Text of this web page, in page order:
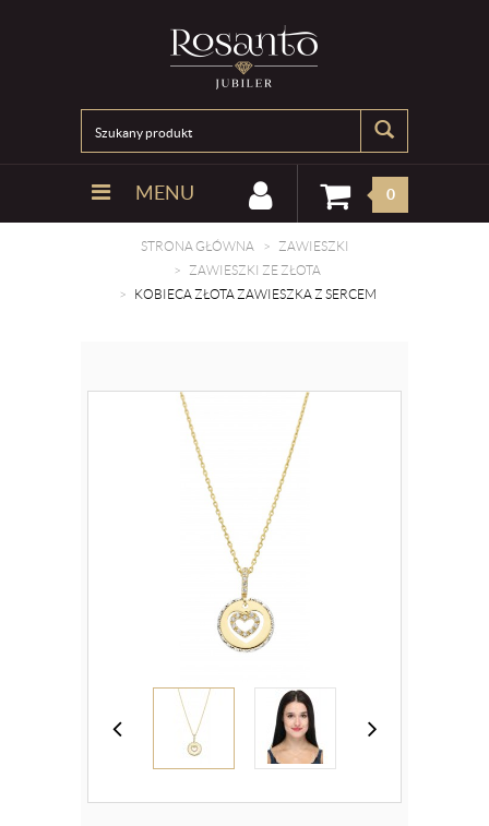
MENU 0
STRONA GŁÓWNA
ZAWIESZKI
ZAWIESZKI ZE ZŁOTA
KOBIECA ZŁOTA ZAWIESZKA Z SERCEM